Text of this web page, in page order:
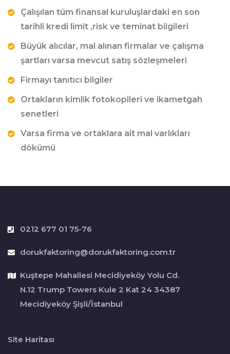
Çalışılan tüm finansal kuruluşlardaki en son
tarihli kredi limit ,risk ve teminat bilgileri
Büyük alıcılar, mal alınan firmalar ve çalışma
şartları varsa mevcut satış sözleşmeleri
Firmayı tanıtıcı bilgiler
Ortakların kimlik fotokopileri ve ikametgah
senetleri
Varsa firma ve ortaklara ait mal varlıkları
dökümü
0212 677 01 75-76
dorukfaktoring@dorukfaktoring.com.tr
Kuştepe Mahallesi Mecidiyeköy Yolu Cd.
N.12 Trump Towers Kule 2 Kat 24 34387
Mecidiyeköy Şişli/İstanbul
Site Haritası